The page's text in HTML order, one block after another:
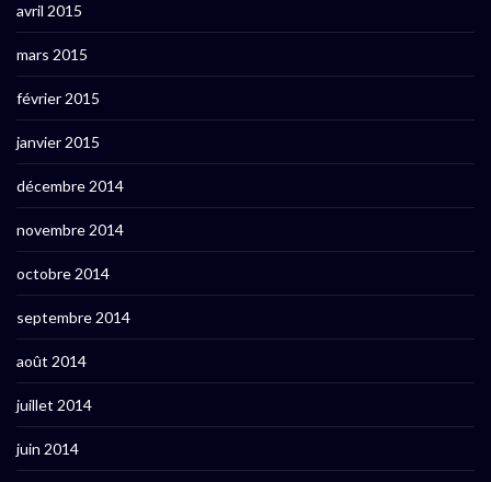
avril 2015
mars 2015
février 2015
janvier 2015
décembre 2014
novembre 2014
octobre 2014
septembre 2014
août 2014
juillet 2014
juin 2014